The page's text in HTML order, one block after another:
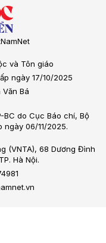
và Tôn giáo
ngày 17/10/2025
Bá
BC do Cục Báo chí, Bộ
06/11/2025.
(VNTA), 68 Dương Đình
Hà Nội.